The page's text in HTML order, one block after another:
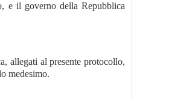
e il governo della Repubblica
allegati al presente protocollo,
medesimo.